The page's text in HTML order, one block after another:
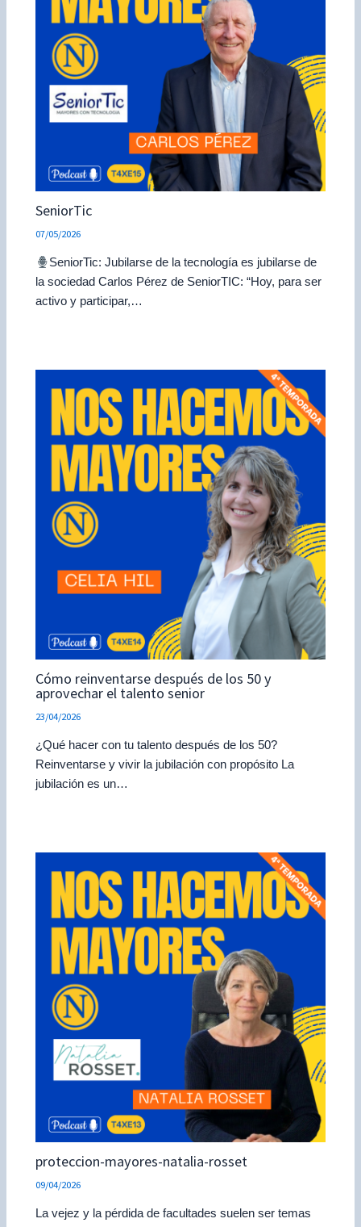
SeniorTic
07/05/2026
SeniorTic: Jubilarse de la tecnología es jubilarse de
la sociedad Carlos Pérez de SeniorTIC: “Hoy, para ser
activo y participar,…
Cómo reinventarse después de los 50 y
aprovechar el talento senior
23/04/2026
¿Qué hacer con tu talento después de los 50?
Reinventarse y vivir la jubilación con propósito La
jubilación es un…
proteccion-mayores-natalia-rosset
09/04/2026
La vejez y la pérdida de facultades suelen ser temas